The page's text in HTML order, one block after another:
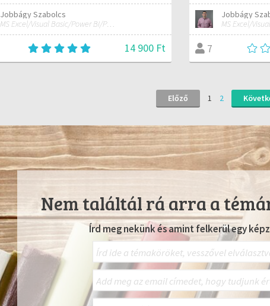
Jobbágy Szabolcs
MS Excel/Visual Basic/Power BI/Python adatelemzési szakértő
14 900 Ft
Jobbágy
7
Előző 1 2
Nem találtál rá arra a
Írd meg nekünk és amint felkerül egy